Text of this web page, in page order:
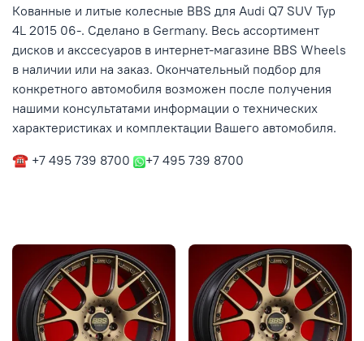
Кованные и литые колесные BBS для Audi Q7 SUV Typ
4L 2015 06-. Сделано в Germany. Весь ассортимент
дисков и акссесуаров в интернет-магазине BBS Wheels
в наличии или на заказ. Окончательный подбор для
конкретного автомобиля возможен после получения
нашими консультатами информации о технических
характеристиках и комплектации Вашего автомобиля.
☎ +7 495 739 8700
+7 495 739 8700